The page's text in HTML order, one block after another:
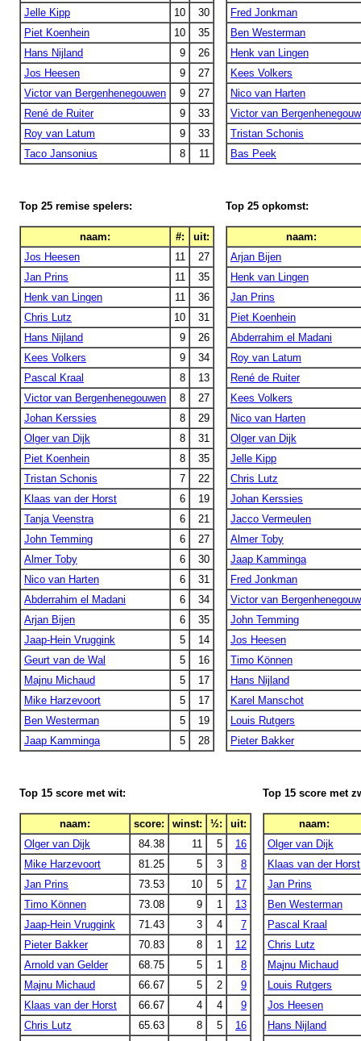
Jelle Kipp
10
30
Piet Koenhein
10
35
Hans Nijland
9
26
Jos Heesen
9
27
Victor van Bergenhenegouwen
9
27
René de Ruiter
9
33
Roy van Latum
9
33
Taco Jansonius
8 11
Fred Jonkman
Ben Westerman
Henk van Lingen
Kees Volkers
Nico van Harten
Victor van
Tristan Schonis
Bas Peek
Top 25 remise spelers:
naam: #:
uit:
Jos Heesen
11
27
Jan Prins
11
35
Henk van Lingen
11
36
Chris Lutz
10
31
Hans Nijland
9
26
Kees Volkers
9
34
Pascal Kraal
8
13
Victor van Bergenhenegouwen
8
27
Johan Kerssies
8
29
Olger van Dijk
8
31
Piet Koenhein
8
35
Tristan Schonis
7
22
Klaas van der Horst
6
19
Tanja Veenstra
6
21
John Temming
6
27
Almer Toby
6
30
Nico van Harten
6
31
Abderrahim el Madani
6
34
Arjan Bijen
6
35
Jaap-Hein Vruggink
5
14
Geurt van de Wal
5
16
Majnu Michaud
5
17
Mike Harzevoort
5
17
Ben Westerman
5
19
Jaap Kamminga
5 28
Top 25 opkomst:
naam:
Arjan Bijen
Henk van Lingen
Jan Prins
Piet Koenhein
Abderrahim el Madani
Roy van Latum
René de Ruiter
Kees Volkers
Nico van Harten
Olger van Dijk
Jelle Kipp
Chris Lutz
Johan Kerssies
Jacco Vermeulen
Almer Toby
Jaap Kamminga
Fred Jonkman
Victor van
John Temming
Jos Heesen
Timo Können
Hans Nijland
Karel Manschot
Louis Rutgers
Pieter Bakker
Top 15 score met wit:
naam: score: winst: ½:
uit:
Olger van Dijk
84.38 11 5
16
Mike Harzevoort
81.25 5 3
8
Jan Prins
73.53 10 5
17
Timo Können
73.08 9 1
13
Jaap-Hein Vruggink
71.43 3 4
7
Pieter Bakker
70.83 8 1
12
Arnold van Gelder
68.75 5 1
8
Majnu Michaud
66.67 5 2
9
Klaas van der Horst
66.67 4 4
9
Chris Lutz
65.63 8 5
16
Top 15 score met
naam:
Olger van Dijk
Klaas van der Horst
Jan Prins
Ben Westerman
Pascal Kraal
Chris Lutz
Majnu Michaud
Louis Rutgers
Jos Heesen
Hans Nijland